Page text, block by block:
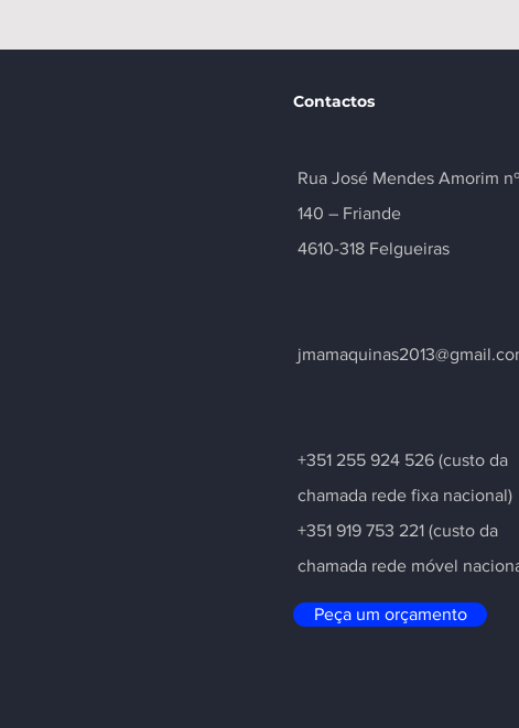
Contactos
Rua José Mendes Amorim nº
140 – Friande
4610-318 Felgueiras
+351 255 924 526 (custo da
chamada rede fixa nacional)
+351 919 753 221 (custo da
chamada rede móvel
Peça um orçamento